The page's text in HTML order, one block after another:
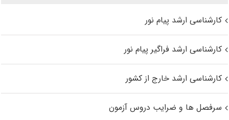
کارشناسی ارشد پیام نور
کارشناسی ارشد فراگیر پیام نور
کارشناسی ارشد خارج از کشور
سرفصل ها و ضرایب دروس آزمون